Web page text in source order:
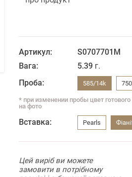
Артикул:
S0707701M
Вага:
5.39 г.
Проба:
585/14k
* при изменении пробы цвет
на фото
Вставка: Pearls
Цей виріб ви можете
замовити в потрібному